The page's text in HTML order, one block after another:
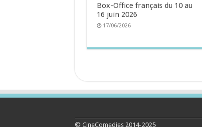
Box-Office français du 10 au
16 juin 2026
17/06/2026
© CineComedies 2014-2025